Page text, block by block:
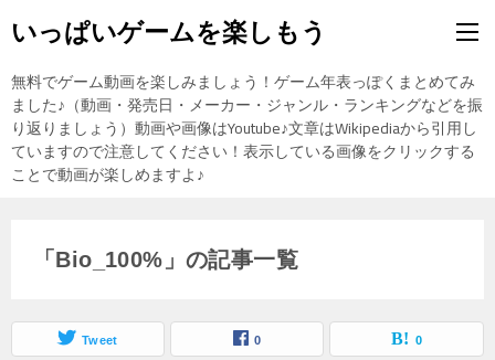
いっぱいゲームを楽しもう
無料でゲーム動画を楽しみましょう！ゲーム年表っぽくまとめてみ
ました♪（動画・発売日・メーカー・ジャンル・ランキングなどを振
り返りましょう）動画や画像はYoutube♪文章はWikipediaから引用し
ていますので注意してください！表示している画像をクリックする
ことで動画が楽しめますよ♪
「Bio_100%」の記事一覧
Tweet 0 0